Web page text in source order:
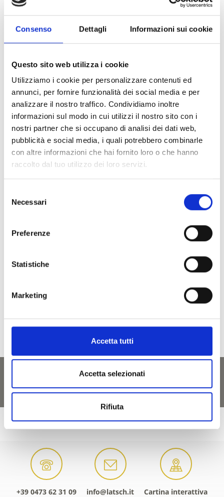
Consenso Dettagli Informazioni sui cookie
Questo sito web utilizza i cookie
Utilizziamo i cookie per personalizzare contenuti ed
annunci, per fornire funzionalità dei social media e per
analizzare il nostro traffico. Condividiamo inoltre
informazioni sul modo in cui utilizzi il nostro sito con i
nostri partner che si occupano di analisi dei dati web,
pubblicità e social media, i quali potrebbero combinarle
con altre informazioni che hai fornito loro o che hanno
raccolto dal tuo utilizzo dei loro servizi.
delNecessari
Preferenze
Statistiche
Marketing
Accetta tutti
Accetta selezionati
Rifiuta
STRICKER JOSEF - SCULTORE IN LEGNO
Transacqua 254
39020 Martello
holzschnitzer.stricker@rolmail.net
T+39 0473 744788
torna alla lista
Sì
+39 0473 62 31 09 info@latsch.it Cartina interattiva